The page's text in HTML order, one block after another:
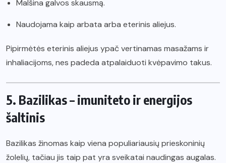
Malšina galvos skausmą.
Naudojama kaip arbata arba eterinis aliejus.
Pipirmėtės eterinis aliejus ypač vertinamas masažams ir
inhaliacijoms, nes padeda atpalaiduoti kvėpavimo takus.
5. Bazilikas – imuniteto ir energijos
šaltinis
Bazilikas žinomas kaip viena populiariausių prieskoninių
žolelių, tačiau jis taip pat yra sveikatai naudingas augalas.